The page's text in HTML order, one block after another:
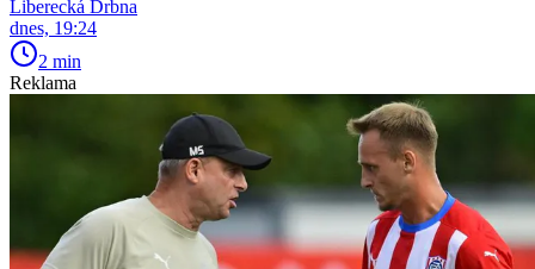
Liberecká Drbna
dnes, 19:24
2 min
Reklama